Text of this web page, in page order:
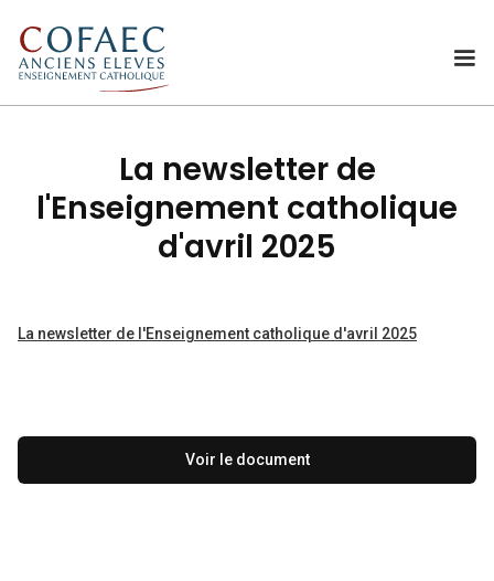
La newsletter de
l'Enseignement catholique
d'avril 2025
La newsletter de l'Enseignement catholique d'avril 2025
Voir le document